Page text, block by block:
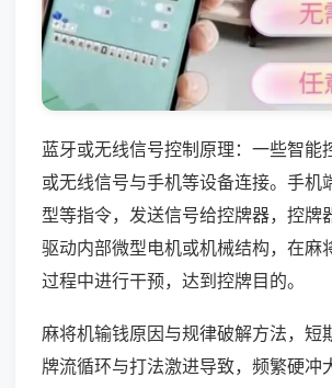
蓝牙或无线信号控制原理：一些智能
或无线信号与手机等设备连接。手机
型等指令，发送信号给控牌器，控牌
驱动内部微型电机或机械结构，在麻
过程中进行干预，达到控牌目的。
麻将机输钱原因与规律破解方法，短
牌流循环与打法激进导致，频繁硬冲